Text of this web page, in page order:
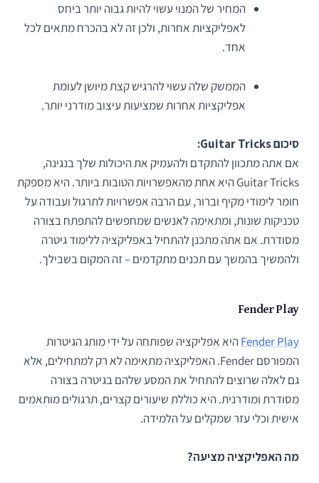
המחיר של המנוי עשוי להיות גבוה יותר ביחס
לאפליקציות אחרות, ולכן זה לא בהכרח מתאים לכל
אחד.
הממשק שלה עשוי להרגיש קצת מיושן לעומת
אפליקציות אחרות שמציעות עיצוב מודרני יותר.
סיכום Guitar Tricks:
אם אתה מתכוון להתקדם ולהעמיק את היכולות שלך בנגינה,
Guitar Tricks היא אחת מהאפשרויות הטובות ביותר. היא מספקת
חומר לימודי מקיף וברור, עם הרבה אפשרויות לתרגול ועבודה על
טכניקות שונות, ומתאימה לאנשים שמחפשים להתפתח בצורה
מסודרת. אם אתה מתכנן להתחיל באפליקציה ללימוד גיטרה
ולהמשיך בהמשך עם תכנים מתקדמים – זה המקום בשבילך.
Fender Play
Fender Playהיא אפליקציה שפותחה על ידי מותג הגיטרות
המפורסם Fender. האפליקציה מתאימה לא רק למתחילים, אלא
גם לאלה שרוצים להתחיל את המסע שלהם בגיטרה בצורה
מסודרת ומודרנית. היא כוללת שיעורים קצרים, תרגולים מותאמים
אישית וכלי עזר שמקלים על הלמידה.
מה האפליקציה מציעה?